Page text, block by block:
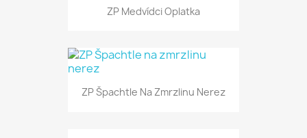
ZP Medvídci Oplatka
ZP Špachtle Na Zmrzlinu Nerez